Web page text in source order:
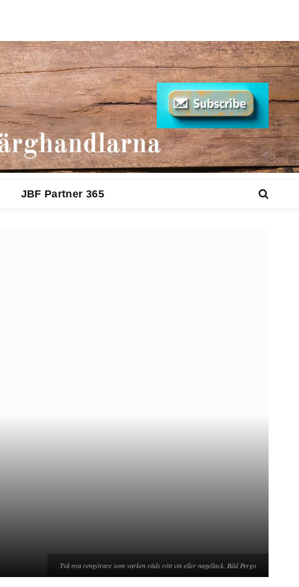
JBF Partner 365
Två nya rengörare som varken räds rött vin eller nagellack. Bild Pergo